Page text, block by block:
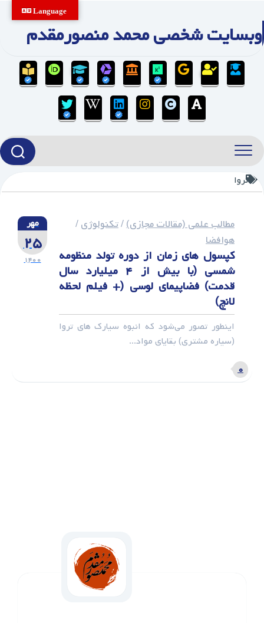
to
content
وبسایت شخصی محمد منصورمقدم
تروا
مهر
۲۵
۱۴۰۰
مطالب علمی (مقالات مجازی)/تکنولوژی/
هوافضا
کپسول های زمان از دوره تولد منظومه
شمسی (با بیش از ۴ میلیارد سال
قدمت) فضاپیمای لوسی (+ فیلم لحظه
لانچ)
اینطور تصور می‌شود که انبوه سیارک های تروا
(سیاره مشتری) بقایای مواد...
۰
Language